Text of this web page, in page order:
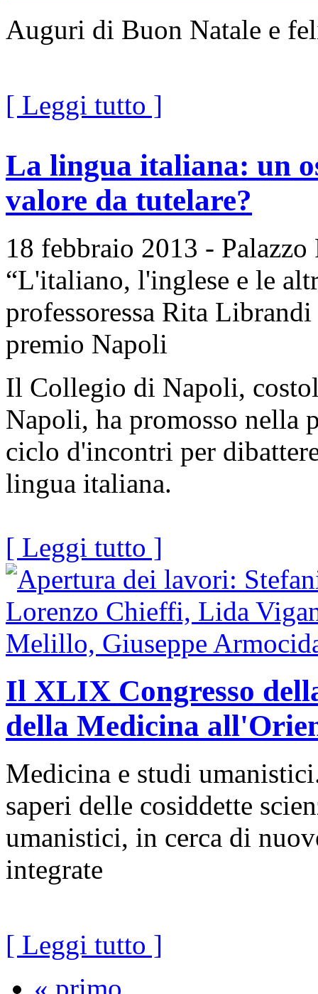
Auguri di Buon Natale e
[ Leggi tutto ]
La lingua italiana: un
valore da tutelare?
18 febbraio 2013 -
“L'italiano, l'inglese e le
professoressa Rita
premio Napoli
Il Collegio di Napoli,
Napoli, ha promosso nella
ciclo d'incontri per
lingua italiana.
[ Leggi tutto ]
Il XLIX Congresso
della Medicina
Medicina e studi
saperi delle cosiddette
umanistici, in cerca di
integrate
[ Leggi tutto ]